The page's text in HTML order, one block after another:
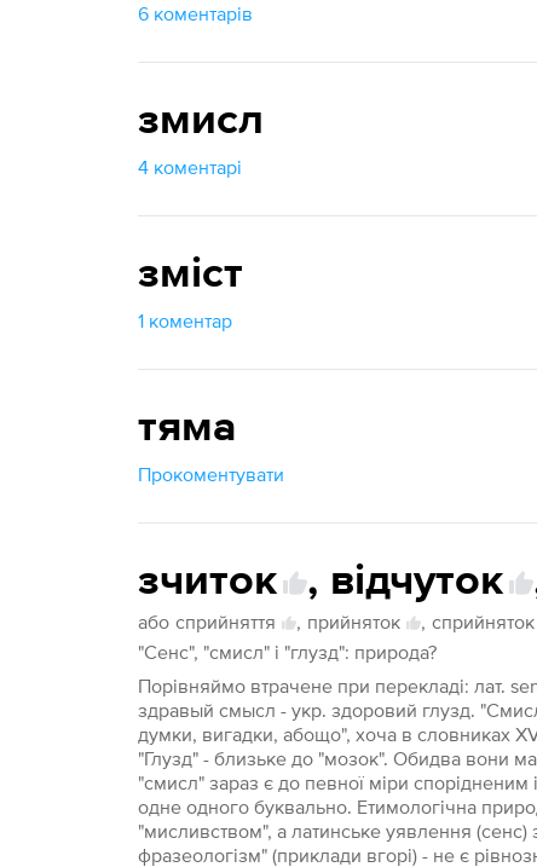
6 коментарів
змисл
4 коментарі
зміст
1 коментар
тяма
Прокоментувати
зчиток , відчуток
або сприйняття , прийняток , сприйняток
"Сенс", "смисл" і "глузд": природа?
Порівняймо втрачене при перекладі: лат.
здравый смысл - укр. здоровий глузд.
думки, вигадки, абощо", хоча в словниках
"Глузд" - близьке до "мозок". Обидва вони
"смисл" зараз є до певної міри
одне одного буквально. Етимологічна
"мисливством", а латинське уявлення
фразеологізм" (приклади вгорі) - не є